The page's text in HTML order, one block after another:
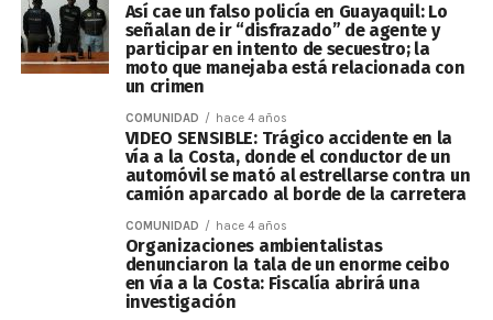
Así cae un falso policía en Guayaquil: Lo
señalan de ir “disfrazado” de agente y
participar en intento de secuestro; la
moto que manejaba está relacionada con
un crimen
COMUNIDAD hace 4 años
VIDEO SENSIBLE: Trágico accidente en la
vía a la Costa, donde el conductor de un
automóvil se mató al estrellarse contra un
camión aparcado al borde de la carretera
COMUNIDAD hace 4 años
Organizaciones ambientalistas
denunciaron la tala de un enorme ceibo
en vía a la Costa: Fiscalía abrirá una
investigación